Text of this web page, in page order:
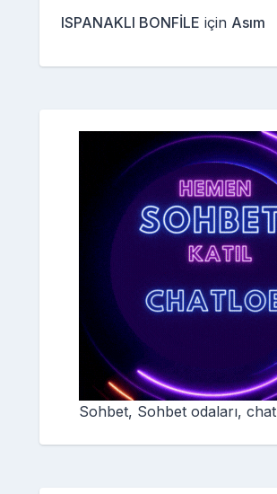
ISPANAKLI BONFİLE için Asım
Sohbet, Sohbet odaları, chat